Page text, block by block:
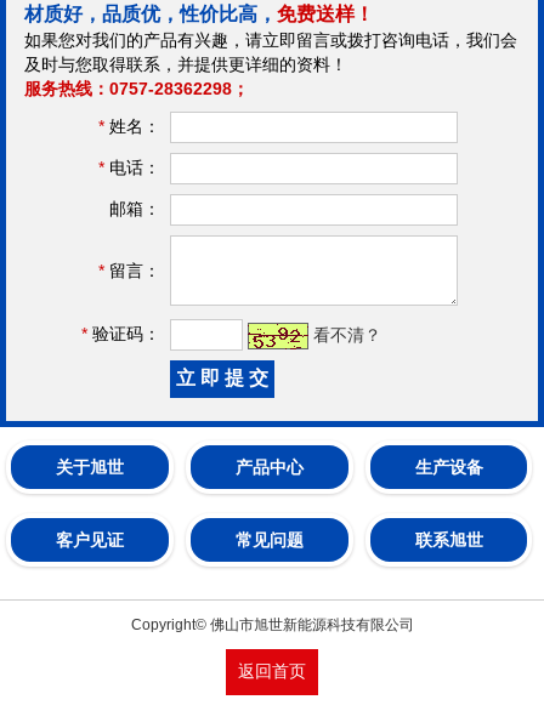
材质好，品质优，性价比高， 免费送样！
如果您对我们的产品有兴趣，请立即留言或拨打咨询电话，我们会
及时与您取得联系，并提供更详细的资料！
服务热线：0757-28362298；
* 姓名：
* 电话：
邮箱：
* 留言：
* 验证码： 看不清？
关于旭世 产品中心 生产设备
客户见证 常见问题 联系旭世
Copyright© 佛山市旭世新能源科技有限公司
返回首页